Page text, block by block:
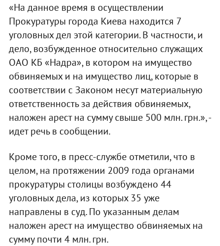
«На данное время в осуществлении
Прокуратуры города Киева находится 7
уголовных дел этой категории. В частности, и
дело, возбужденное относительно служащих
ОАО КБ «Надра», в котором на имущество
обвиняемых и на имущество лиц, которые в
соответствии с Законом несут материальную
ответственность за действия обвиняемых,
наложен арест на сумму свыше 500 млн. грн.», -
идет речь в сообщении.
Кроме того, в пресс-службе отметили, что в
целом, на протяжении 2009 года органами
прокуратуры столицы возбуждено 44
уголовных дела, из которых 35 уже
направлены в суд. По указанным делам
наложен арест на имущество обвиняемых на
сумму почти 4 млн. грн.